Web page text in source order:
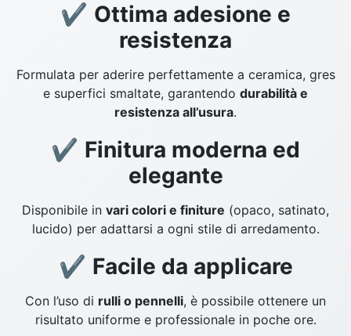
✔ Ottima adesione e
resistenza
Formulata per aderire perfettamente a ceramica, gres
e superfici smaltate, garantendo durabilità e
resistenza all’usura.
✔ Finitura moderna ed
elegante
Disponibile in vari colori e finiture (opaco, satinato,
lucido) per adattarsi a ogni stile di arredamento.
✔ Facile da applicare
Con l’uso di rulli o pennelli, è possibile ottenere un
risultato uniforme e professionale in poche ore.